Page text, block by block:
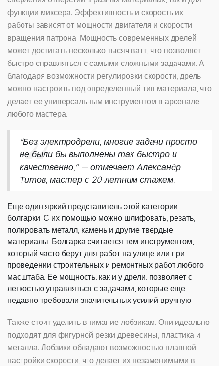
функции миксера. Эффективность и скорость их
работы зависят от мощности двигателя и скорости
вращения патрона. Мощность современных дрелей
может достигать несколько тысяч ватт, что позволяет
быстро справляться с самыми сложными задачами. А
благодаря возможности регулировки скорости, дрель
можно настроить под определенный тип материала, что
делает ее универсальным инструментом в арсенале
любого мастера.
"Без электродрели, многие задачи просто
не были бы выполнены так быстро и
качественно," — отмечает Александр
Титов, мастер с 20-летним стажем.
Еще один яркий представитель этой категории —
болгарки. С их помощью можно шлифовать, резать,
полировать металл, камень и другие твердые
материалы. Болгарка считается тем инструментом,
который часто берут для работ на улице или при
проведении строительных и ремонтных работ любого
масштаба. Ее мощность, как и у дрели, позволяет с
легкостью управляться с задачами, которые еще
недавно требовали значительных усилий вручную.
Также стоит уделить внимание лобзикам. Они идеально
подходят для фигурной резки древесины, пластика и
металла. Лобзики обладают возможностью плавной
настройки скорости, что делает их незаменимыми в